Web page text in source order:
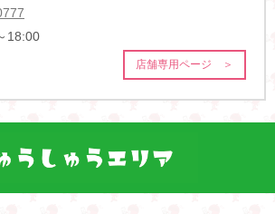
18:00
店舗専用ページ ＞